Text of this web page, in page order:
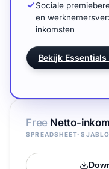
Free Netto-
SPREADSHEET-
Sociale
en
inkomsten
Bekijk Essentials